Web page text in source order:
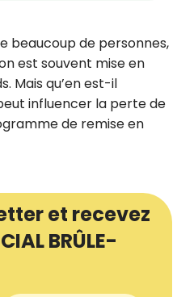
beaucoup de personnes,
est souvent mise en
Mais qu’en est-il
influencer la perte de
de remise en
et recevez
BRÛLE-